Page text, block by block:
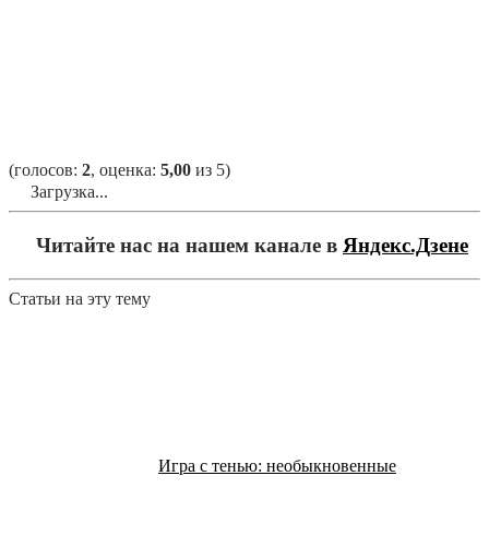
(голосов: 2, оценка: 5,00 из 5)
Загрузка...
Читайте нас на нашем канале в Яндекс.Дзене
Статьи на эту тему
Игра с тенью: необыкновенные